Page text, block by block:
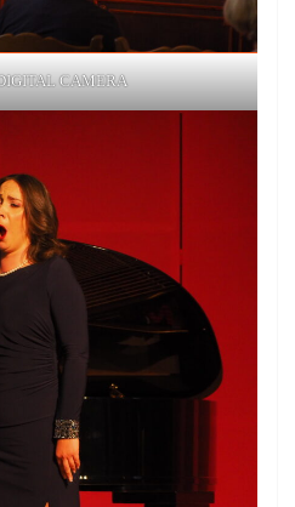
CAMERA